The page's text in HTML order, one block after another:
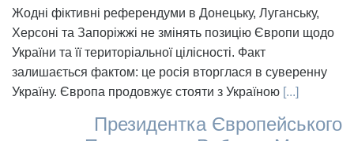
Жодні фіктивні референдуми в Донецьку, Луганську,
Херсоні та Запоріжжі не змінять позицію Європи щодо
України та її територіальної цілісності. Факт
залишається фактом: це росія вторглася в суверенну
Україну. Європа продовжує стояти з Україною [...]
Президентка Європейського